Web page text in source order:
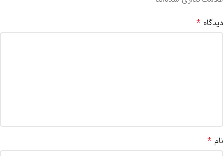
دیدگاه *
نام *